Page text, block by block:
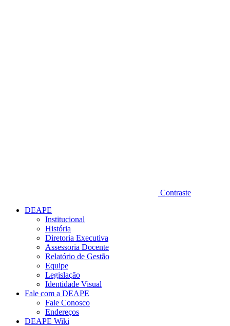
Contraste
DEAPE
Institucional
História
Diretoria Executiva
Assessoria Docente
Relatório de Gestão
Equipe
Legislação
Identidade Visual
Fale com a DEAPE
Fale Conosco
Endereços
DEAPE Wiki